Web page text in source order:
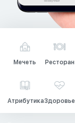
Мечеть Ресторан
АтрибутикаЗдоровье